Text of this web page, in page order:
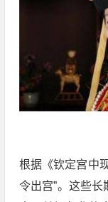
根据《钦定宫中
令出宫”。这些